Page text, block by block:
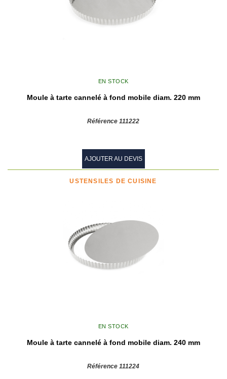
EN STOCK
Moule à tarte cannelé à fond mobile diam. 220 mm
Référence 111222
AJOUTER AU DEVIS
USTENSILES DE CUISINE
EN STOCK
Moule à tarte cannelé à fond mobile diam. 240 mm
Référence 111224